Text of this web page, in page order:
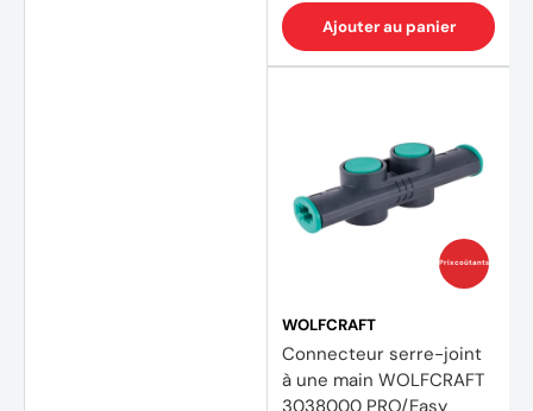
Ajouter au panier
Prix coûtants
WOLFCRAFT
Connecteur serre-joint
à une main WOLFCRAFT
3038000 PRO/Easy